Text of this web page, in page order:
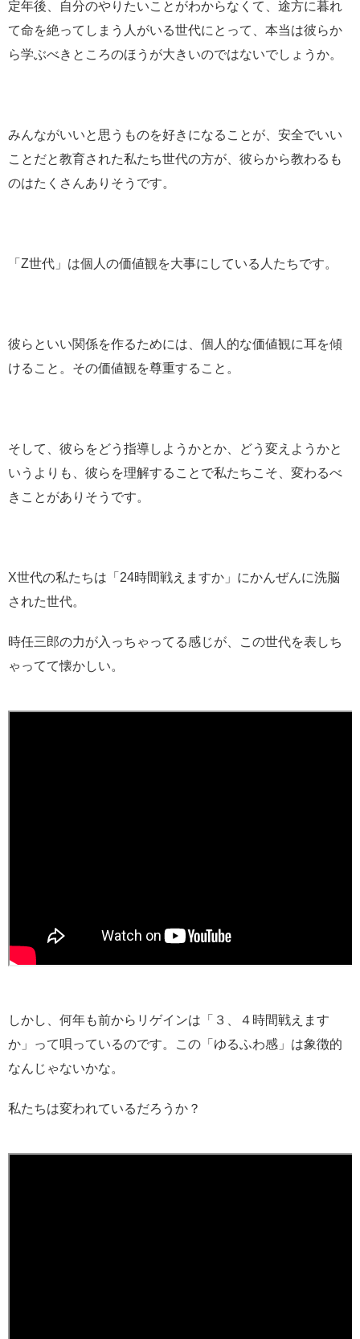
定年後、自分のやりたいことがわからなくて、途方に暮れ
て命を絶ってしまう人がいる世代にとって、本当は彼らか
ら学ぶべきところのほうが大きいのではないでしょうか。
みんながいいと思うものを好きになることが、安全でいい
ことだと教育された私たち世代の方が、彼らから教わるも
のはたくさんありそうです。
「Z世代」は個人の価値観を大事にしている人たちです。
彼らといい関係を作るためには、個人的な価値観に耳を傾
けること。その価値観を尊重すること。
そして、彼らをどう指導しようかとか、どう変えようかと
いうよりも、彼らを理解することで私たちこそ、変わるべ
きことがありそうです。
X世代の私たちは「24時間戦えますか」にかんぜんに洗脳
された世代。
時任三郎の力が入っちゃってる感じが、この世代を表しち
ゃってて懐かしい。
しかし、何年も前からリゲインは「３、４時間戦えます
か」って唄っているのです。この「ゆるふわ感」は象徴的
なんじゃないかな。
私たちは変われているだろうか？